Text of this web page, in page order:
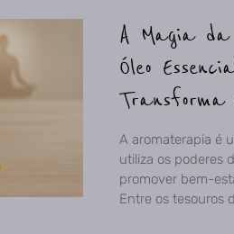
A Magia
Óleo
A aromaterapia é
utiliza os poderes
promover bem-
Entre os tesouros